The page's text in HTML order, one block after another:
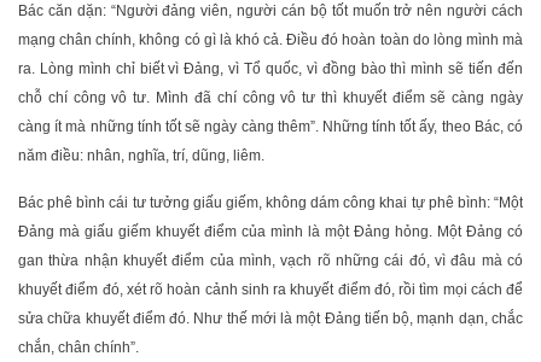
Bác căn dặn: “Người đảng viên, người cán bộ tốt muốn trở nên người cách
mạng chân chính, không có gì là khó cả. Ðiều đó hoàn toàn do lòng mình mà
ra. Lòng mình chỉ biết vì Ðảng, vì Tổ quốc, vì đồng bào thì mình sẽ tiến đến
chỗ chí công vô tư. Mình đã chí công vô tư thì khuyết điểm sẽ càng ngày
càng ít mà những tính tốt sẽ ngày càng thêm”. Những tính tốt ấy, theo Bác, có
năm điều: nhân, nghĩa, trí, dũng, liêm.
Bác phê bình cái tư tưởng giấu giếm, không dám công khai tự phê bình: “Một
Ðảng mà giấu giếm khuyết điểm của mình là một Ðảng hỏng. Một Ðảng có
gan thừa nhận khuyết điểm của mình, vạch rõ những cái đó, vì đâu mà có
khuyết điểm đó, xét rõ hoàn cảnh sinh ra khuyết điểm đó, rồi tìm mọi cách để
sửa chữa khuyết điểm đó. Như thế mới là một Ðảng tiến bộ, mạnh dạn, chắc
chắn, chân chính”.